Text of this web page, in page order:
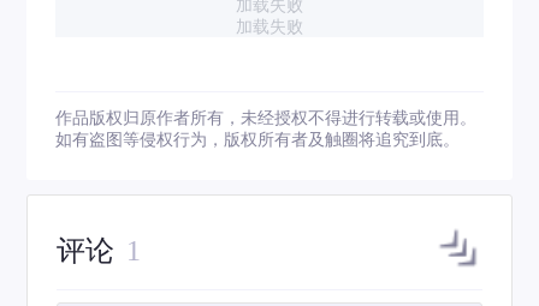
加载失败
加载失败
作品版权归原作者所有，未经授权不得进行转载或使用。
如有盗图等侵权行为，版权所有者及触圈将追究到底。
评论 1